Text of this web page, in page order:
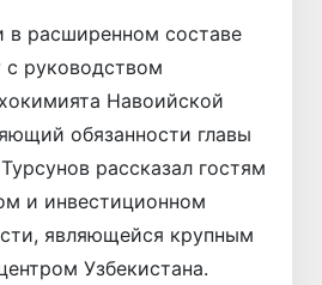
в расширенном составе
с руководством
Навоийской
обязанности главы
рассказал гостям
и инвестиционном
являющейся крупным
Узбекистана.